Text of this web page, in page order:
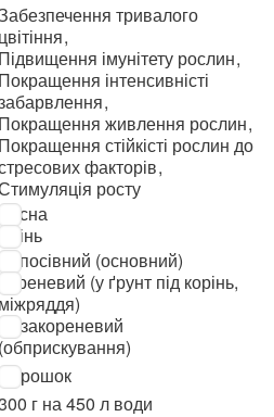
тривалого
цвітіння,
Підвищення імунітету рослин,
Покращення інтенсивністі
,
Покращення живлення рослин,
Покращення стійкісті рослин до
факторів,
росту
(основний)
(у ґрунт під корінь,
міжряддя)
(обприскування)
г на 450 л води